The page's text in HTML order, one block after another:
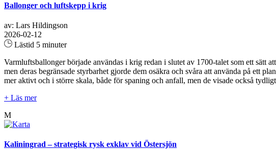
Ballonger och luftskepp i krig
av: Lars Hildingson
2026-02-12
Lästid 5 minuter
Varmluftsballonger började användas i krig redan i slutet av 1700-talet som ett
men deras begränsade styrbarhet gjorde dem osäkra och svåra att använda på ett
mer aktivt och i större skala, både för spaning och anfall, men de visade också
+ Läs mer
M
Kaliningrad – strategisk rysk exklav vid Östersjön